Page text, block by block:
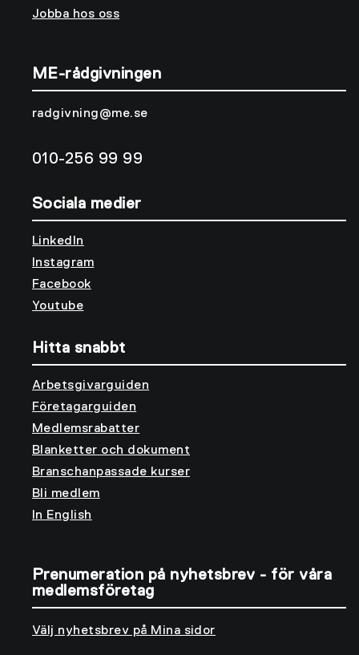
Jobba hos oss
ME-rådgivningen
radgivning@me.se
010-256 99 99
Sociala medier
LinkedIn
Instagram
Facebook
Youtube
Hitta snabbt
Arbetsgivarguiden
Företagarguiden
Medlemsrabatter
Blanketter och dokument
Branschanpassade kurser
Bli medlem
In English
Prenumeration på nyhetsbrev - för våra
medlemsföretag
Välj nyhetsbrev på Mina sidor